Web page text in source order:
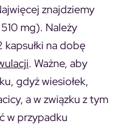
znajdziemy
mg). Należy
na dobę
. Ważne, aby
gdyż wiesiołek,
a w związku z tym
w przypadku